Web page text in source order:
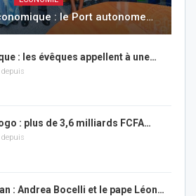
: le Port autonome…
: les évêques appellent à une…
: plus de 3,6 milliards FCFA…
: Andrea Bocelli et le pape Léon…